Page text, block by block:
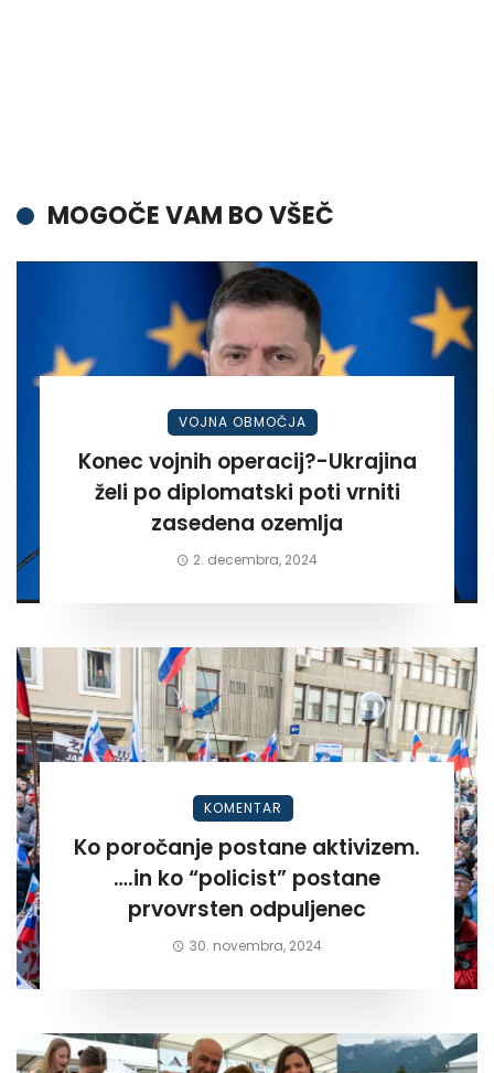
MOGOČE VAM BO VŠEČ
VOJNA OBMOČJA
Konec vojnih operacij?-Ukrajina
želi po diplomatski poti vrniti
zasedena ozemlja
2. decembra, 2024
KOMENTAR
Ko poročanje postane aktivizem.
….in ko “policist” postane
prvovrsten odpuljenec
30. novembra, 2024